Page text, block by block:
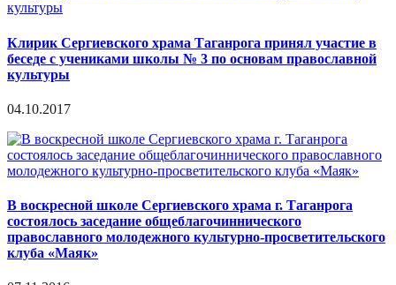
Клирик Сергиевского храма Таганрога принял участие в
беседе с учениками школы № 3 по основам православной
культуры
04.10.2017
В воскресной школе Сергиевского храма г. Таганрога
состоялось заседание общеблагочиннического
православного молодежного культурно-просветительского
клуба «Маяк»